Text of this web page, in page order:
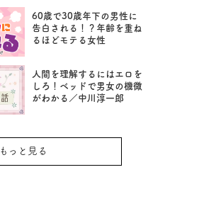
60歳で30歳年下の男性に
告白される！？年齢を重ね
るほどモテる女性
人間を理解するにはエロを
しろ！ベッドで男女の機微
がわかる／中川淳一郎
もっと見る